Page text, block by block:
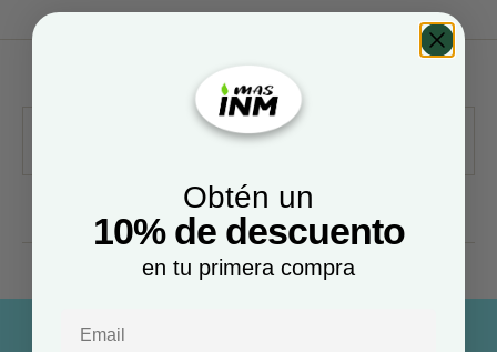
Obtén un
10% de descuento
en tu primera compra